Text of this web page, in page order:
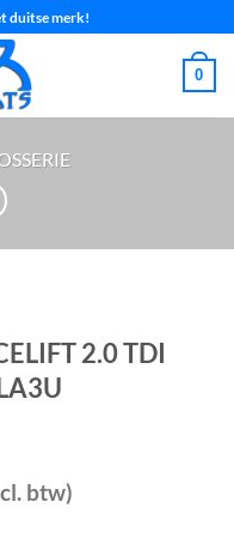
duitse merk!
0
2.0 TDI
btw)